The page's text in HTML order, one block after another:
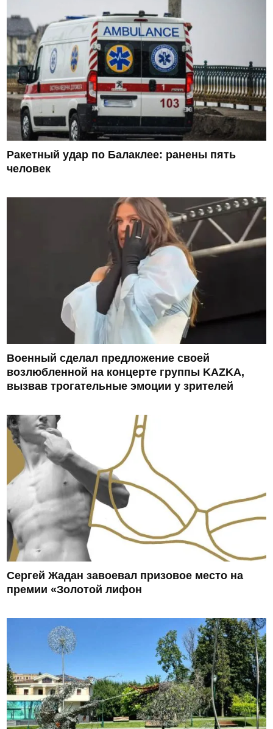
Ракетный удар по Балаклее: ранены пять
человек
Военный сделал предложение своей
возлюбленной на концерте группы KAZKA,
вызвав трогательные эмоции у зрителей
Сергей Жадан завоевал призовое место на
премии «Золотой лифон